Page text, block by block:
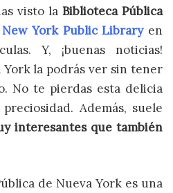
visto la Biblioteca Pública
York Public Library en
Y, ¡buenas noticias!
York la podrás ver sin tener
No te pierdas esta delicia
Además, suele
interesantes que también
de Nueva York es una